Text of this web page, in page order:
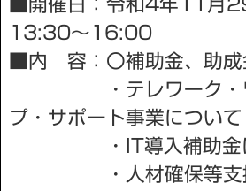
■開催日：令和4年11月
13:30～16:00
■内 容：〇補助⾦、助成
・テレワーク・ワ
プ・サポート事業について
・IT導⼊補助⾦に
・⼈材確保等⽀援